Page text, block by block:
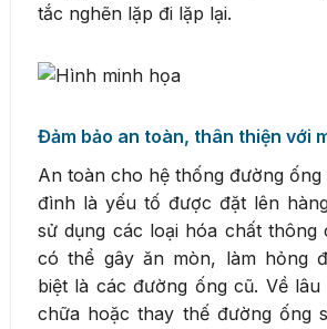
tắc nghẽn lặp đi lặp lại.
Đảm bảo an toàn, thân thiện với
An toàn cho hệ thống đường ống
đình là yếu tố được đặt lên
sử dụng các loại hóa chất thông
có thể gây ăn mòn, làm hỏng
biệt là các đường ống cũ. Về
chữa hoặc thay thế đường ống